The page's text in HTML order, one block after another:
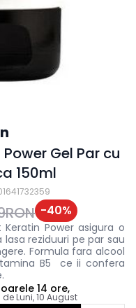
Gel Par cu
150ml
-40%
Power asigura o
reziduuri pe par sau
Formula fara alcool
B5 ce ii confera
14 ore,
deLuni, 10 August